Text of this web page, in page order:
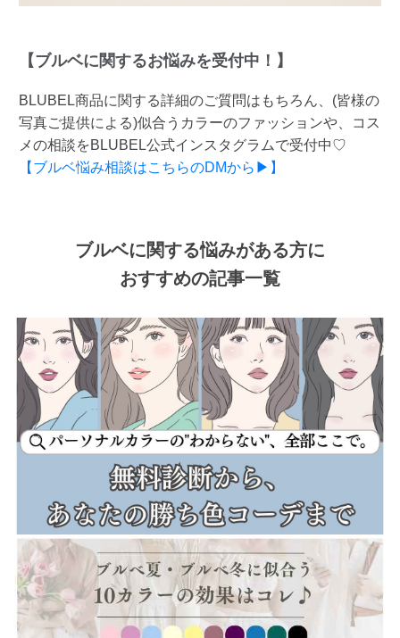
【ブルベに関するお悩みを受付中！】
BLUBEL商品に関する詳細のご質問はもちろん、(皆様の
写真ご提供による)似合うカラーのファッションや、コス
メの相談をBLUBEL公式インスタグラムで受付中♡
【ブルベ悩み相談はこちらのDMから▶】
ブルベに関する悩みがある方に
おすすめの記事一覧